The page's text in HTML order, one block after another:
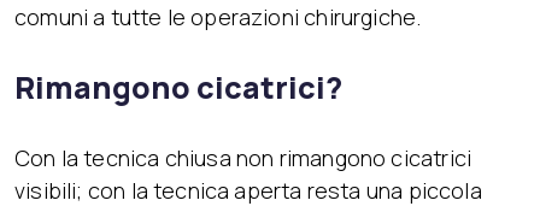
comuni a tutte le operazioni chirurgiche.
Rimangono cicatrici?
Con la tecnica chiusa non rimangono cicatrici
visibili; con la tecnica aperta resta una piccola